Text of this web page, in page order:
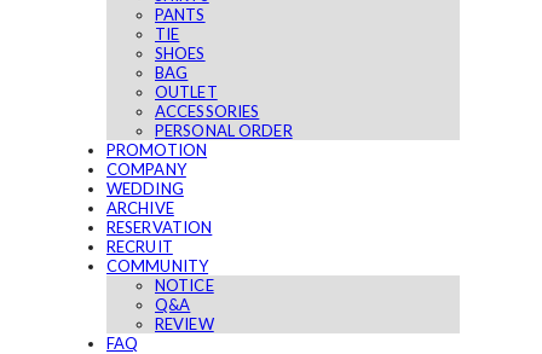
PANTS
TIE
SHOES
BAG
OUTLET
ACCESSORIES
PERSONAL ORDER
PROMOTION
COMPANY
WEDDING
ARCHIVE
RESERVATION
RECRUIT
COMMUNITY
NOTICE
Q&A
REVIEW
FAQ